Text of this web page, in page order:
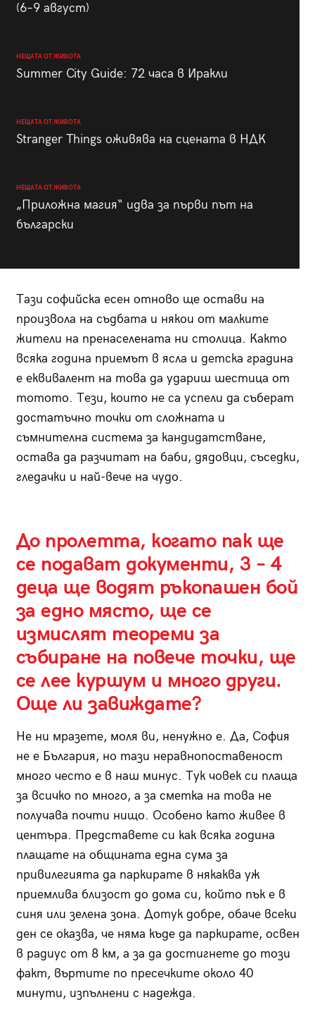
(6–9 август)
НЕЩАТА ОТ ЖИВОТА
Summer City Guide: 72 часа в Иракли
НЕЩАТА ОТ ЖИВОТА
Stranger Things оживява на сцената в НДК
НЕЩАТА ОТ ЖИВОТА
„Приложна магия“ идва за първи път на
български
Тази софийска есен отново ще остави на
произвола на съдбата и някои от малките
жители на пренаселената ни столица. Както
всяка година приемът в ясла и детска градина
е еквивалент на това да удариш шестица от
тотото. Тези, които не са успели да съберат
достатъчно точки от сложната и
съмнителна система за кандидатстване,
остава да разчитат на баби, дядовци, съседки,
гледачки и най-вече на чудо.
До пролетта, когато пак ще
се подават документи, 3 – 4
деца ще водят ръкопашен бой
за едно място, ще се
измислят теореми за
събиране на повече точки, ще
се лее куршум и много други.
Още ли завиждате?
Не ни мразете, моля ви, ненужно е. Да, София
не е България, но тази неравнопоставеност
много често е в наш минус. Тук човек си плаща
за всичко по много, а за сметка на това не
получава почти нищо. Особено като живее в
центъра. Представете си как всяка година
плащате на общината една сума за
привилегията да паркирате в някаква уж
приемлива близост до дома си, който пък е в
синя или зелена зона. Дотук добре, обаче всеки
ден се оказва, че няма къде да паркирате, освен
в радиус от 8 км, а за да достигнете до този
факт, въртите по пресечките около 40
минути, изпълнени с надежда.